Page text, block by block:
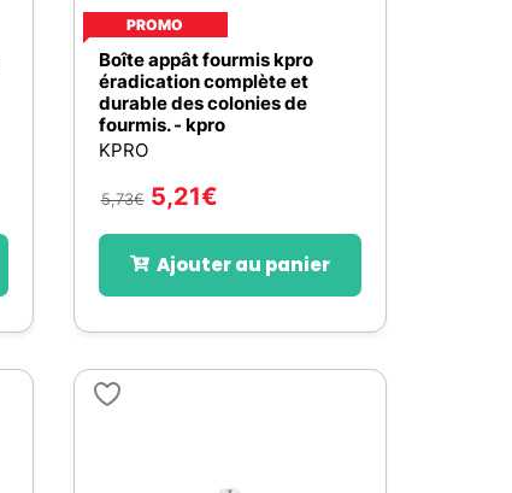
PROMO
Boîte appât fourmis kpro
éradication complète et
durable des colonies de
fourmis. - kpro
KPRO
5,73€ 5,21€
Ajouter au panier